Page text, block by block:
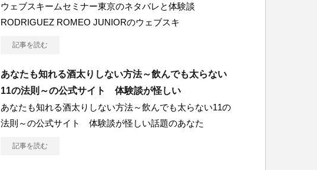
ウェブスキームセミナー東京のネタバレと体験談
RODRIGUEZ ROMEO JUNIORのウェブスキ
記事を読む
あなたも知れる酒太りしない方法～飲んでも太らない
11の法則～の公式サイト 体験談が怪しい
あなたも知れる酒太りしない方法～飲んでも太らない11の
法則～の公式サイト 体験談が怪しい話題のあなた
記事を読む